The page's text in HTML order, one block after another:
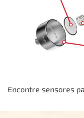
Encontre sensores